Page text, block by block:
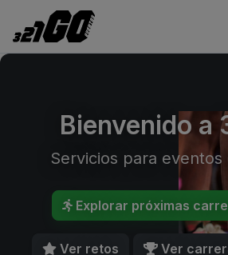
Bienvenido a
Servicios para
Explorar próximas
Ver retos Ver